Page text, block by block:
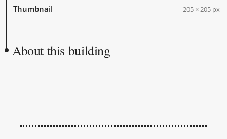
Thumbnail 205 × 205 px
About this building